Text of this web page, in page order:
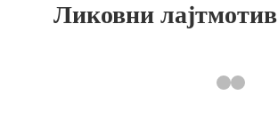
Ликовни лајтмотив